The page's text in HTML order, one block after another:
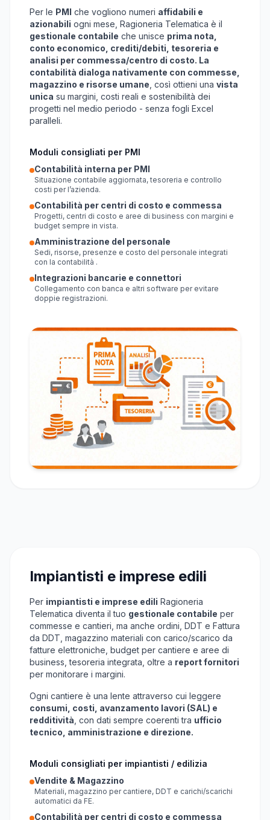
Per le PMI che vogliono numeri affidabili e
azionabili ogni mese, Ragioneria Telematica è il
gestionale contabile che unisce prima nota,
conto economico, crediti/debiti, tesoreria e
analisi per commessa/centro di costo. La
contabilità dialoga nativamente con commesse,
magazzino e risorse umane , così ottieni una vista
unica su margini, costi reali e sostenibilità dei
progetti nel medio periodo - senza fogli Excel
paralleli.
Moduli consigliati per PMI
Contabilità interna per PMI
Situazione contabile aggiornata, tesoreria e controllo
costi per l’azienda.
Contabilità per centri di costo e commessa
Progetti, centri di costo e aree di business con margini e
budget sempre in vista.
Amministrazione del personale
Sedi, risorse, presenze e costo del personale integrati
con la contabilità .
Integrazioni bancarie e connettori
Collegamento con banca e altri software per evitare
doppie registrazioni.
Impiantisti e imprese edili
Per impiantisti e imprese edili Ragioneria
Telematica diventa il tuo gestionale contabile per
commesse e cantieri, ma anche ordini, DDT e Fattura
da DDT, magazzino materiali con carico/scarico da
fatture elettroniche, budget per cantiere e aree di
business, tesoreria integrata, oltre a report fornitori
per monitorare i margini.
Ogni cantiere è una lente attraverso cui leggere
consumi, costi, avanzamento lavori (SAL) e
redditività , con dati sempre coerenti tra ufficio
tecnico, amministrazione e direzione.
Moduli consigliati per impiantisti / edilizia
Vendite & Magazzino
Materiali, magazzino per cantiere, DDT e carichi/scarichi
automatici da FE.
Contabilità per centri di costo e commessa